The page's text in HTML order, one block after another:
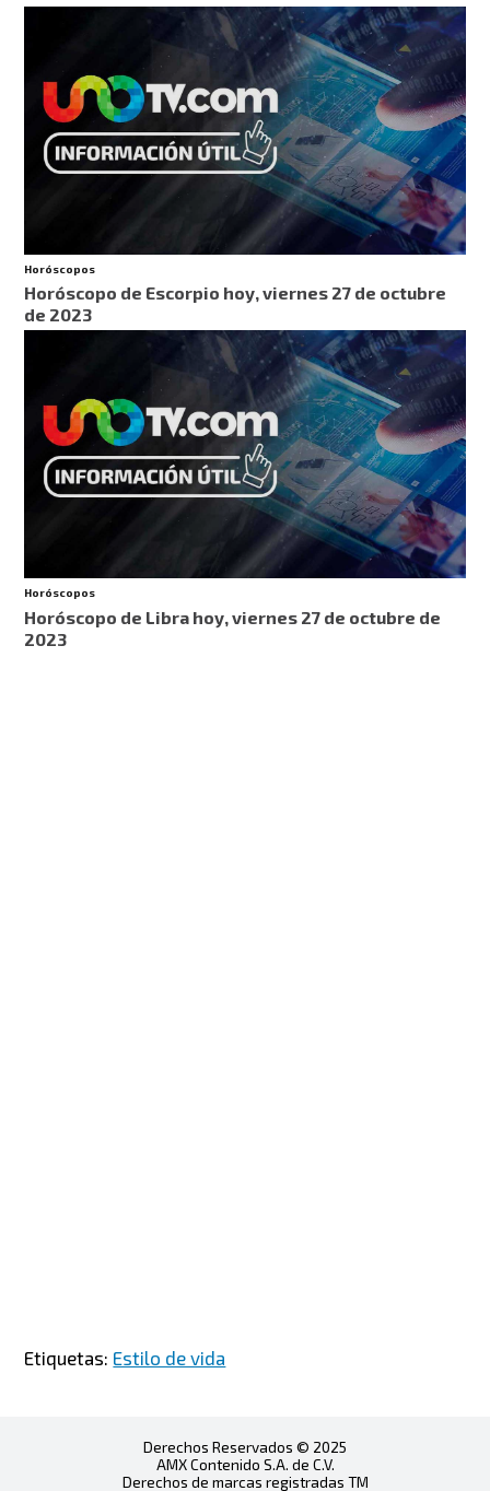
Horóscopos
Horóscopo de Escorpio hoy, viernes 27 de octubre
de 2023
Horóscopos
Horóscopo de Libra hoy, viernes 27 de octubre de
2023
Etiquetas: Estilo de vida
Derechos Reservados © 2025
AMX Contenido S.A. de C.V.
Derechos de marcas registradas TM